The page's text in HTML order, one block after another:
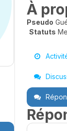
À
Pseudo
Statuts